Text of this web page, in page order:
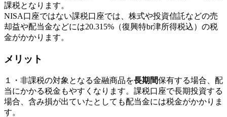
課税となります。
NISA口座ではない課税口座では、株式や投資信託などの売
却益や配当金などには20.315%（復興特br津所得税込）の税
金がかかります。
メリット
１・非課税の対象となる金融商品を長期間保有する場合、配
当にかかる税金もやすくなります。課税口座で長期投資する
場合、含み損が出ていたとしても配当金には税金がかかりま
す。